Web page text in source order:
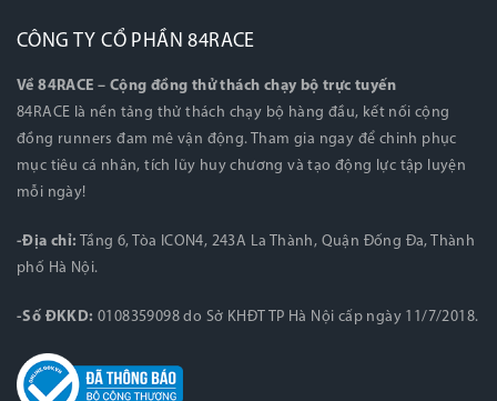
CÔNG TY CỔ PHẦN 84RACE
Về 84RACE – Cộng đồng thử thách chạy bộ trực tuyến
84RACE là nền tảng thử thách chạy bộ hàng đầu, kết nối cộng
đồng runners đam mê vận động. Tham gia ngay để chinh phục
mục tiêu cá nhân, tích lũy huy chương và tạo động lực tập luyện
mỗi ngày!
-Địa chỉ: Tầng 6, Tòa ICON4, 243A La Thành, Quận Đống Đa, Thành
phố Hà Nội.
-Số ĐKKD: 0108359098 do Sở KHĐT TP Hà Nội cấp ngày 11/7/2018.